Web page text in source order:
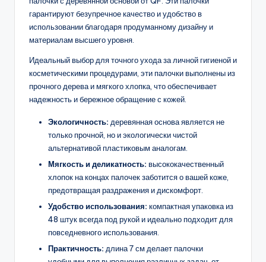
гарантируют безупречное качество и удобство в
использовании благодаря продуманному дизайну и
материалам высшего уровня.
Идеальный выбор для точного ухода за личной гигиеной и
косметическими процедурами, эти палочки выполнены из
прочного дерева и мягкого хлопка, что обеспечивает
надежность и бережное обращение с кожей.
Экологичность: деревянная основа является не
только прочной, но и экологически чистой
альтернативой пластиковым аналогам.
Мягкость и деликатность: высококачественный
хлопок на концах палочек заботится о вашей коже,
предотвращая раздражения и дискомфорт.
Удобство использования: компактная упаковка из
48 штук всегда под рукой и идеально подходит для
повседневного использования.
Практичность: длина 7 см делает палочки